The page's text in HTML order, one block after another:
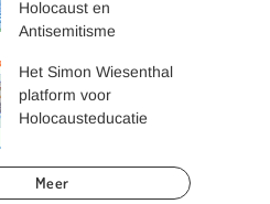
Holocaust en
Antisemitisme
Het Simon Wiesenthal
platform voor
Holocausteducatie
Meer